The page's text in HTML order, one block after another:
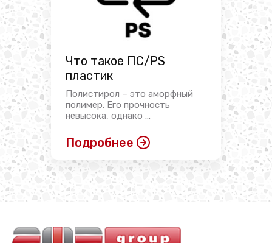
Что такое ПС/PS
пластик
Полистирол – это аморфный
полимер. Его прочность
невысока, однако ...
Подробнее